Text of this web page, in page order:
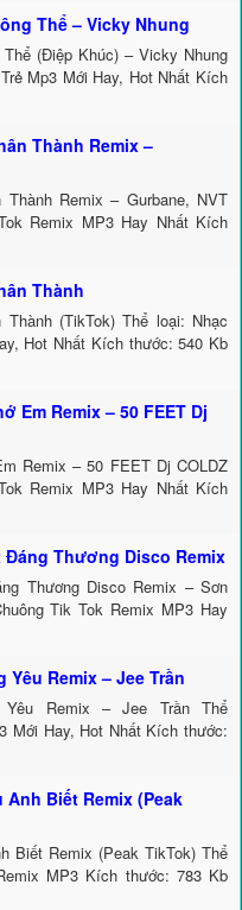
Thể – Vicky Nhung
(Điệp Khúc) – Vicky Nhung
Mp3 Mới Hay, Hot Nhất Kích
Thành Remix –
Remix – Gurbane, NVT
Remix MP3 Hay Nhất Kích
Thành
(TikTok) Thể loại: Nhạc
Hot Nhất Kích thước: 540 Kb
Em Remix – 50 FEET Dj
Remix – 50 FEET Dj COLDZ
Remix MP3 Hay Nhất Kích
Thương Disco Remix
Thương Disco Remix – Sơn
Tik Tok Remix MP3 Hay
Remix – Jee Trần
Yêu Remix – Jee Trần Thể
Mới Hay, Hot Nhất Kích thước:
Biết Remix (Peak
Biết Remix (Peak TikTok) Thể
MP3 Kích thước: 783 Kb